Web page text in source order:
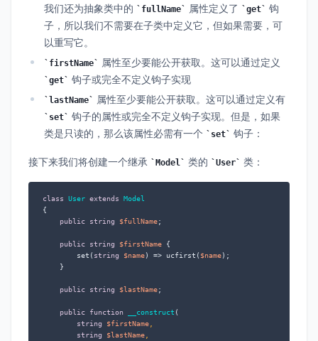
我们还为抽象类中的
fullName 属性定义了 get
钩
子，所以我们不需要在子类中定义它，但如果需要，可
以重写它。
firstName 属性至少要能公开获取。这可以通过定义
get 钩子或完全不定义钩子实现
lastName 属性至少要能公开获取。这可以通过定义有
set
钩子的属性或完全不定义钩子实现。但是，如果
类是只读的，那么该属性必需有一个
set 钩子：
接下来我们将创建一个继承 Model 类的 User 类：
class User extends
Model
{
public
string $fullName;
public string $firstName {
        set(
string $name) => ucfirst( $name);
    }
public string $lastName;
public function __construct (
string
$firstName,
string
$lastName,